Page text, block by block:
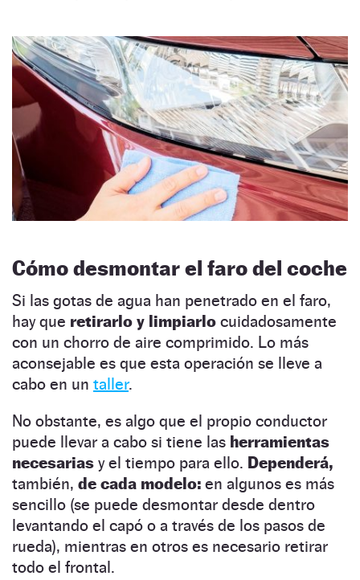
Cómo desmontar el faro del coche
Si las gotas de agua han penetrado en el faro,
hay que retirarlo y limpiarlo cuidadosamente
con un chorro de aire comprimido. Lo más
aconsejable es que esta operación se lleve a
cabo en un taller.
No obstante, es algo que el propio conductor
puede llevar a cabo si tiene las herramientas
necesarias y el tiempo para ello. Dependerá,
también, de cada modelo: en algunos es más
sencillo (se puede desmontar desde dentro
levantando el capó o a través de los pasos de
rueda), mientras en otros es necesario retirar
todo el frontal.